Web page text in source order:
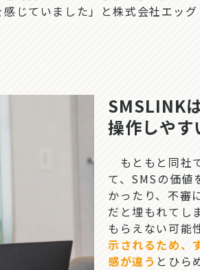
じていました」と株式会社エッ
SMSLINK
操作しや
もともと同社
て、SMSの価値
かったり、不審
だと埋もれてし
もらえない可能
示されるため、
感が違う とひら